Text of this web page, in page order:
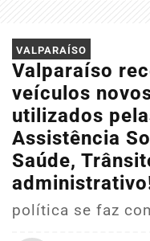
VALPARAÍSO
Valparaíso
veículos
utilizados
Assistência
Saúde,
política se faz